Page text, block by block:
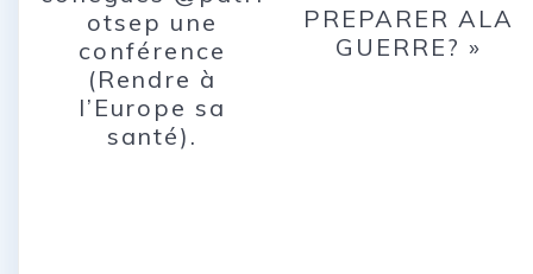
otsep une
conférence
(Rendre à
l’Europe sa
santé).
PREPARER ALA
GUERRE? »